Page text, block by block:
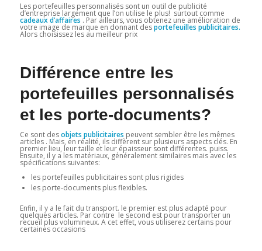
Les portefeuilles personnalisés sont un outil de publicité
d’entreprise largement que l’on utilise le plus! surtout comme
cadeaux d’affaires . Par ailleurs, vous obtenez une amélioration de
votre image de marque en donnant desportefeuilles publicitaires.
Alors choisissez les au meilleur prix
Différence entre les
portefeuilles personnalisés
et les porte-documents?
Ce sont desobjets publicitaires peuvent sembler être les mêmes
articles . Mais, en réalité, ils diffèrent sur plusieurs aspects clés. En
premier lieu, leur taille et leur épaisseur sont différentes. puiss.
Ensuite, il y a les matériaux, généralement similaires mais avec les
spécifications suivantes:
les portefeuilles publicitaires sont plus rigides
les porte-documents plus flexibles.
Enfin, il y a le fait du transport. le premier est plus adapté pour
quelques articles. Par contre le second est pour transporter un
recueil plus volumineux. A cet effet, vous utiliserez certains pour
certaines occasions